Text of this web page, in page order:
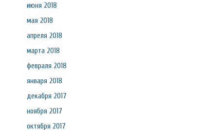
июня 2018
мая 2018
апреля 2018
марта 2018
февраля 2018
января 2018
декабря 2017
ноября 2017
октября 2017